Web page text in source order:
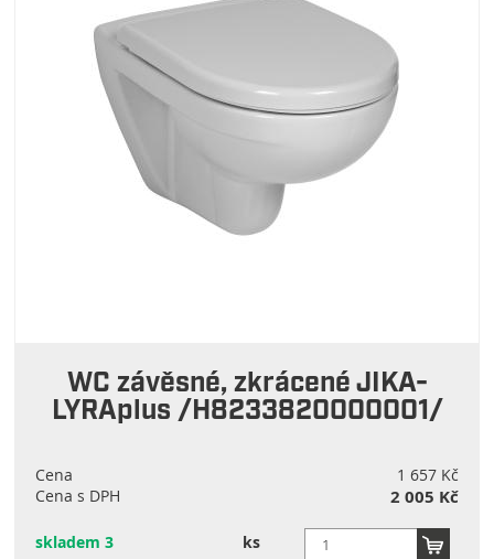
WC závěsné, zkrácené JIKA-
LYRAplus /H8233820000001/
Cena
1 657 Kč
Cena s DPH
2 005 Kč
skladem 3 ks